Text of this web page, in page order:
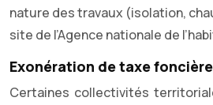
nature des travaux (isolation,
site de l’Agence nationale de
Exonération de taxe
Certaines collectivités